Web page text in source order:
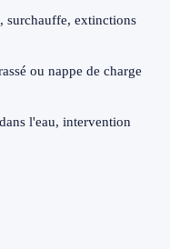
extinctions
ou nappe de charge
l'eau, intervention